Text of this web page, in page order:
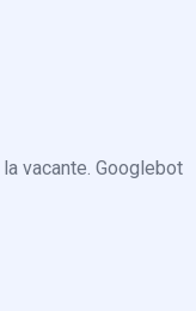
vacante. Googlebot